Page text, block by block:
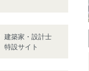
建築家・設計士
特設サイト